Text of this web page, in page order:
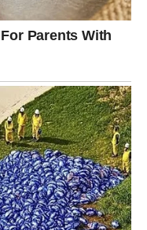
POSLIJE
bi mogli ostvariti
pokazuju da karma
bolje sutra.